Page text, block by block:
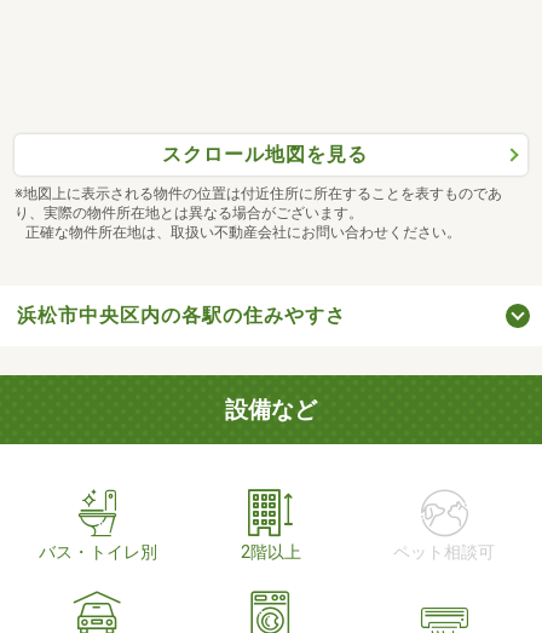
スクロール地図を見る
※地図上に表示される物件の位置は付近住所に所在することを表すものであ
り、実際の物件所在地とは異なる場合がございます。
正確な物件所在地は、取扱い不動産会社にお問い合わせください。
浜松市中央区内の各駅の住みやすさ
設備など
バス・トイレ別 2階以上 ペット相談可